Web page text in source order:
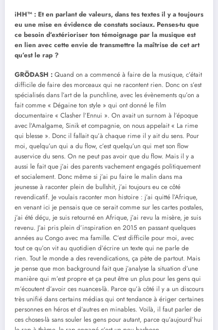
iHH™ : Et en parlant de valeurs, dans tes textes il y a toujours
eu une mise en évidence de constats sociaux. Penses-tu que
ce besoin d’extérioriser ton témoignage par la musique est
en lien avec cette envie de transmettre la maîtrise de cet art
qu’est le rap ?
GRÖDASH : Quand on a commencé à faire de la musique, c’était
difficile de faire des morceaux qui ne racontent rien. Donc on s’est
spécialisés dans l’art de la punchline, avec les évènements qu’on a
fait comme « Dégaine ton style » qui ont donné le film
documentaire « Clasher l’Ennui ». On avait un surnom à l’époque
avec l’Amalgame, Sinik et compagnie, on nous appelait « La rime
qui blesse ». Donc il fallait qu’à chaque rime il y ait du sens. Pour
moi, quelqu’un qui a du flow, c’est quelqu’un qui met son flow
auservice du sens. On ne peut pas avoir que du flow. Mais il y a
aussi le fait que j’ai des parents vachement engagés politiquement
et socialement. Donc même si j’ai pu faire le malin dans ma
jeunesse à raconter plein de bullshit, j’ai toujours eu ce côté
revendicatif. Je voulais raconter mon histoire : j’ai quitté l’Afrique,
en venant ici je pensais que ce serait comme sur les cartes postales,
j’ai été déçu, je suis retourné en Afrique, j’ai revu la misère, je suis
revenu. J’ai pris plein d’inspiration en 2015 en passant quelques
années au Congo avec ma famille. C’est difficile pour moi, avec
tout ce qu’on vit au quotidien d’écrire un texte qui ne parle de
rien. Tout le monde a des revendications, ça pète de partout. Mais
je pense que mon background fait que j’analyse la situation d’une
manière qui m’est propre et ça peut être un plus pour les gens qui
m’écoutent d’avoir ces nuances-là. Parce qu’à côté il y a un discours
très unifié dans certains médias qui ont tendance à ériger certaines
personnes en héros et d’autres en minables. Voilà, il faut parler de
ces choses-là sans souler les gens pour autant, parce qu’aujourd’hui